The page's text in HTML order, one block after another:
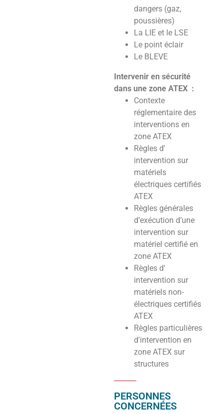
dangers (gaz,
poussières)
La LIE et le LSE
Le point éclair
Le BLEVE
Intervenir en sécurité
dans unezone ATEX :
Contexte
réglementaire des
interventions en
zone ATEX
Règles d'
intervention sur
matériels
électriques certifiés
ATEX
Règles générales
d’exécution d’une
intervention sur
matériel certifié en
zone ATEX
Règles d'
intervention sur
matériels non-
électriques certifiés
ATEX
Règles particulières
d'intervention en
zone ATEX sur
structures
PERSONNES
CONCERNÉES